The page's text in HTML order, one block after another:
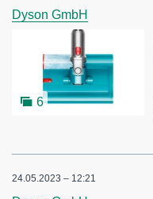
Dyson GmbH
6
24.05.2023 – 12:21